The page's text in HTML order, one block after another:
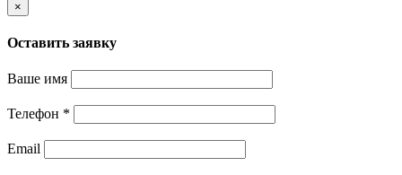
×
Оставить заявку
Ваше имя
Телефон *
Email